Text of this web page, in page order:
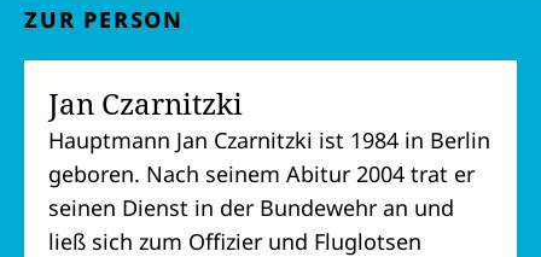
ZUR PERSON
Jan Czarnitzki
Hauptmann Jan Czarnitzki ist 1984 in Berlin
geboren. Nach seinem Abitur 2004 trat er
seinen Dienst in der Bundewehr an und
ließ sich zum Offizier und Fluglotsen